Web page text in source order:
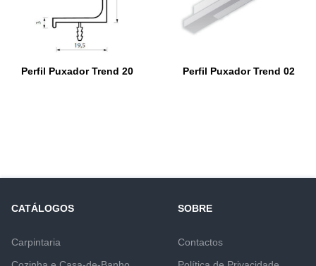
Perfil Puxador Trend 20 Perfil Puxador Trend 02
CATÁLOGOS
Carpintaria
SOBRE
Contactos